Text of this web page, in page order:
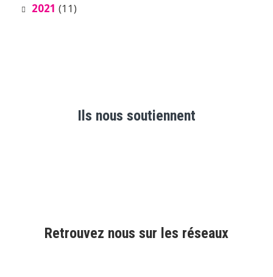
2021 (11)
Ils nous soutiennent
Retrouvez nous sur les réseaux